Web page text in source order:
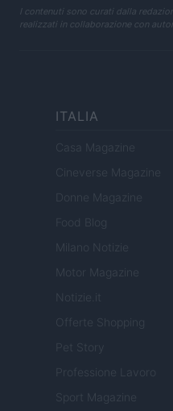
I contenuti sono curati dalla
realizzati in collaborazione con
ITALIA
Casa Magazine
Cineverse Magazine
Donne Magazine
Food Blog
Milano Notizie
Motor Magazine
Notizie.it
Offerte Shopping
Pet Story
Professione Lavoro
Sport Magazine